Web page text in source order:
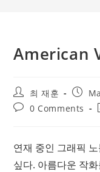
American
Post
author:
최 재훈
Post
Post0 Comments
연재 중인 그래픽
싶다. 아름다운 작